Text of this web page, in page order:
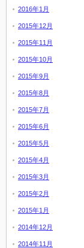
2016年1月
2015年12月
2015年11月
2015年10月
2015年9月
2015年8月
2015年7月
2015年6月
2015年5月
2015年4月
2015年3月
2015年2月
2015年1月
2014年12月
2014年11月